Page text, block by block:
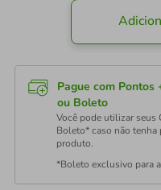
Pague com Pontos
ou Boleto
Você pode utilizar seus
Boleto* caso não
produto.
*Boleto exclusivo para